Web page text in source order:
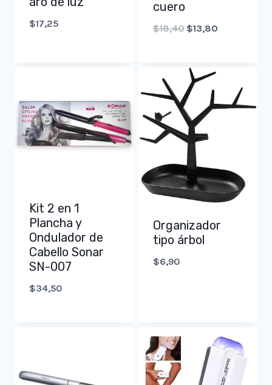
$17,25
cuero
$18,40 Original
was:
$18,40.
$13,80
$13,80.
Kit 2 en 1
Plancha y
Ondulador de
Cabello Sonar
SN-007
$34,50
Organizador
tipo árbol
$6,90